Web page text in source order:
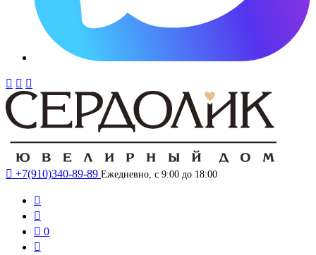
  
 +7(910)340-89-89 Ежедневно, с 9:00 до 18:00


 0
